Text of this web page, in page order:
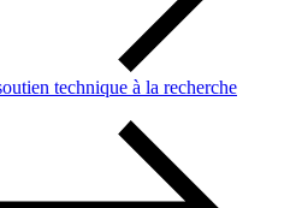
technique à la recherche